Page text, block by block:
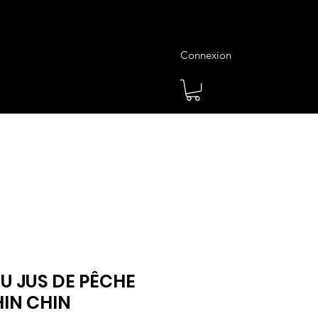
Connexion
JUS DE PÊCHE
CHIN